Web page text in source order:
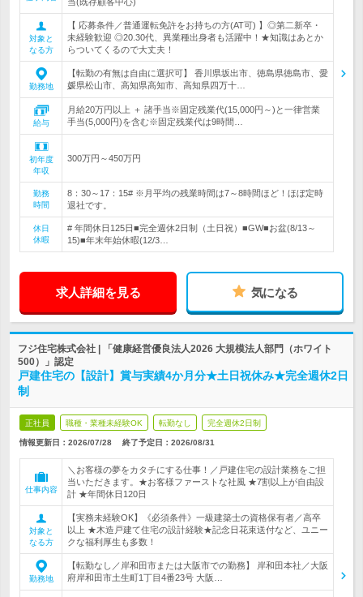
対象と
なる方
【 応募条件／普通運転免許をお持ちの方(AT可) 】◎第二新卒・
未経験歓迎 ◎20.30代、異業種出身者も活躍中！★知識はあとか
らついてくるので大丈夫！
勤務地
【転勤の有無は自由に選択可】 香川県坂出市、徳島県徳島市、愛
媛県松山市、高知県高知市、高知県四万十…
給与
月給20万円以上 ＋ 諸手当※固定残業代(15,000円～)と一律営業
手当(5,000円)を含む※固定残業代は9時間…
初年度
年収
300万円～450万円
勤務
時間
8：30～17：15# ※月平均の残業時間は7～8時間ほど！ほぼ定時
退社です。
休日
休暇
# 年間休日125日■完全週休2日制（土日祝）■GW■お盆(8/13～
15)■年末年始休暇(12/3…
求人詳細を見る 気になる
フジ住宅株式会社 | 「健康経営優良法人2026 大規模法人部門（ホワイト
500）」認定
戸建住宅の【設計】賞与実績4か月分★土日祝休み★完全週休2日
制
正社員 職種・業種未経験OK 転勤なし 完全週休2日制
情報更新日：2026/07/28 終了予定日： 2026/08/31
仕事内容
＼お客様の夢をカタチにする仕事！／戸建住宅の設計業務をご担
当いただきます。★お客様ファーストな社風 ★7割以上が自由設
計 ★年間休日120日
対象と
なる方
【実務未経験OK】《必須条件》一級建築士の資格保有者／高卒
以上 ★木造戸建て住宅の設計経験★記念日花束送付など、ユニー
クな福利厚生も多数！
勤務地
【転勤なし／岸和田市または大阪市での勤務】 岸和田本社／大阪
府岸和田市土生町1丁目4番23号 大阪…